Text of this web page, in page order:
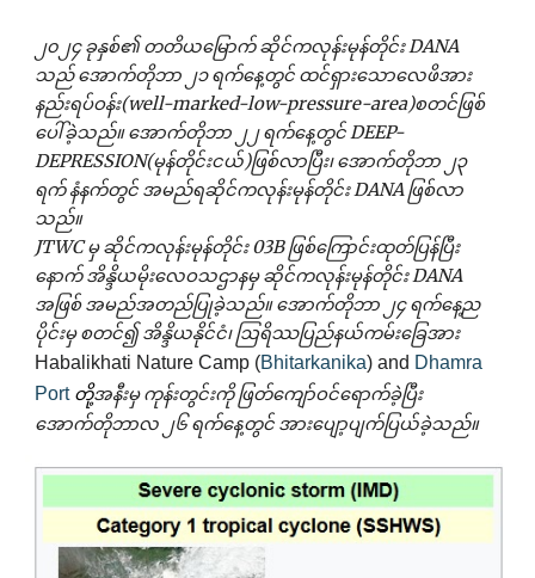
၂၀၂၄ ခုနှစ်၏ တတိယမြောက်ဆိုင်ကလုန်းမုန်တိုင်းDANA
သည်အောက်တိုဘာ ၂၁ရက်နေ့တွင် ထင်ရှားသောလေဖိအား
နည်းရပ်ဝန်း(well-marked-low-pressure-area)စတင်ဖြစ်
ပေါ်ခဲ့သည်။အောက်တိုဘာ ၂၂ရက်နေ့တွင် DEEP-
DEPRESSION(မုန်တိုင်းငယ်)ဖြစ်လာပြီး၊အောက်တိုဘာ ၂၃
ရက် နံနက်တွင် အမည်ရဆိုင်ကလုန်းမုန်တိုင်း DANA ဖြစ်လာ
သည်။
JTWC မှ ဆိုင်ကလုန်းမုန်တိုင်း 03B ဖြစ်ကြောင်းထုတ်ပြန်ပြီး
နောက် အိန္ဒိယမိုးလေဝသဌာနမှ ဆိုင်ကလုန်းမုန်တိုင်းDANA
အဖြစ် အမည်အတည်ပြုခဲ့သည်။အောက်တိုဘာ ၂၄ရက်နေ့ည
ပိုင်းမှ စတင်၍ အိန္ဒိယနိုင်ငံ၊ဩရိဿပြည်နယ်ကမ်းခြေအား
Habalikhati Nature Camp (Bhitarkanika) and Dhamra
Port တို့အနီးမှ ကုန်းတွင်းကို ဖြတ်ကျော်ဝင်ရောက်ခဲ့ပြီး
အောက်တိုဘာလ ၂၆ရက်နေ့တွင် အားပျော့ပျက်ပြယ်ခဲ့သည်။